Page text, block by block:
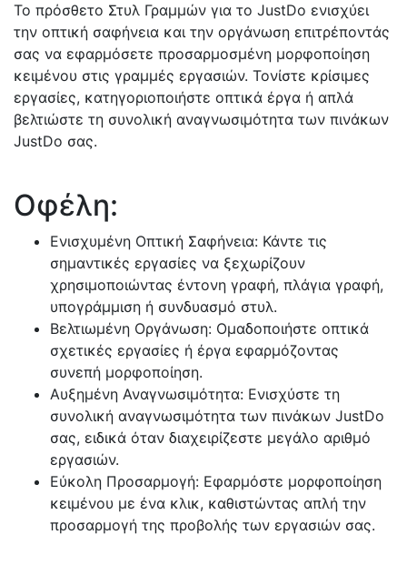
Το πρόσθετο Στυλ Γραμμών για το JustDo ενισχύει
την οπτική σαφήνεια και την οργάνωση επιτρέποντάς
σας να εφαρμόσετε προσαρμοσμένη μορφοποίηση
κειμένου στις γραμμές εργασιών. Τονίστε κρίσιμες
εργασίες, κατηγοριοποιήστε οπτικά έργα ή απλά
βελτιώστε τη συνολική αναγνωσιμότητα των πινάκων
JustDo σας.
Οφέλη:
Ενισχυμένη Οπτική Σαφήνεια: Κάντε τις
σημαντικές εργασίες να ξεχωρίζουν
χρησιμοποιώντας έντονη γραφή, πλάγια γραφή,
υπογράμμιση ή συνδυασμό στυλ.
Βελτιωμένη Οργάνωση: Ομαδοποιήστε οπτικά
σχετικές εργασίες ή έργα εφαρμόζοντας
συνεπή μορφοποίηση.
Αυξημένη Αναγνωσιμότητα: Ενισχύστε τη
συνολική αναγνωσιμότητα των πινάκων JustDo
σας, ειδικά όταν διαχειρίζεστε μεγάλο αριθμό
εργασιών.
Εύκολη Προσαρμογή: Εφαρμόστε μορφοποίηση
κειμένου με ένα κλικ, καθιστώντας απλή την
προσαρμογή της προβολής των εργασιών σας.